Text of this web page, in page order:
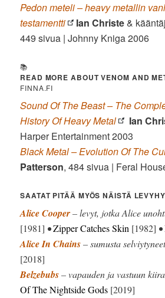
Pedon meteli – heavy metallin
testamentti
Ian Christe&
449 sivua | Johnny Kniga 2006
📚
READ MORE ABOUT VENOM AND
FINNA.FI
Sound Of The Beast – The
History Of Heavy Metal
Ian
Harper Entertainment 2003
Black Metal – Evolution Of The
Patterson, 484 sivua | Feral
SAATAT PITÄÄ MYÖS NÄISTÄ
Alice Cooper– levyt, jotka Alice
[1981] •Zipper Catches Skin [1982] •
Alice In Chains– sumusta
[2018]
Belzebubs– vapauden ja vastuun
Of The Nightside Gods [2019]